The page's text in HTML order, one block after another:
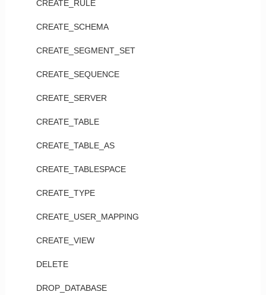
CREATE_RULE
CREATE_SCHEMA
CREATE_SEGMENT_SET
CREATE_SEQUENCE
CREATE_SERVER
CREATE_TABLE
CREATE_TABLE_AS
CREATE_TABLESPACE
CREATE_TYPE
CREATE_USER_MAPPING
CREATE_VIEW
DELETE
DROP_DATABASE